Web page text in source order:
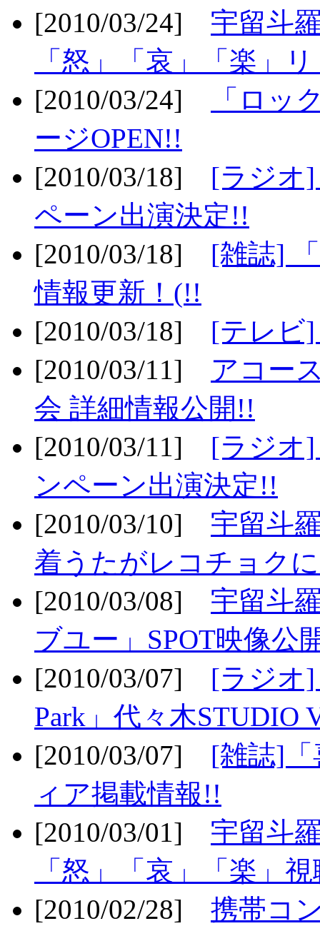
[2010/03/24] 宇留斗
「怒」「哀」「楽」
[2010/03/24]
「ロッ
ージOPEN!!
[2010/03/18] [ラジオ
ペーン出演決定!!
[2010/03/18] [雑誌]
情報更新！(!!
[2010/03/18] [テレビ
[2010/03/11] アコー
会 詳細情報公開!!
[2010/03/11] [ラジオ
ンペーン出演決定!!
[2010/03/10] 宇留斗
着うたがレコチョク
[2010/03/08] 宇留斗
ブユー」SPOT映像公
[2010/03/07] [ラジオ]
Park」代々木STUDIO
[2010/03/07] [雑誌]「
ィア掲載情報!!
[2010/03/01] 宇留斗
「怒」「哀」「楽」
[2010/02/28] 携帯コ